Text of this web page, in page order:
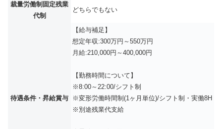
裁量労働制固定残業
代制
どちらでもない
待遇条件・昇給賞与
【給与補足】
想定年収:300万円～550万円
月給:210,000円～400,000円
【勤務時間について】
※8:00～22:00/シフト制
※変形労働時間制(1ヶ月単位)/シフト制・実働8H
※別途残業代支給